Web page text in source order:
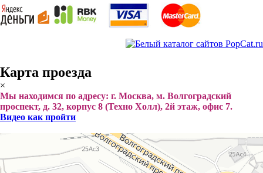
Карта проезда
×
Мы находимся по адресу: г. Москва, м. Волгоградский
проспект, д. 32, корпус 8 (Техно Холл), 2й этаж, офис 7.
Видео как пройти